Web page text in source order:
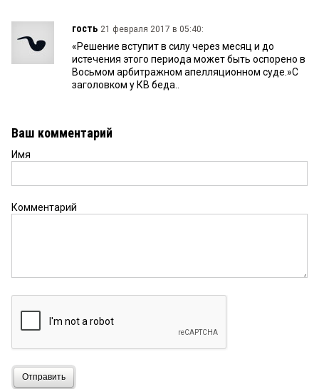
гость 21 февраля 2017 в 05:40:
«Решение вступит в силу через месяц и до
истечения этого периода может быть оспорено в
Восьмом арбитражном апелляционном суде.»С
заголовком у КВ беда..
Ваш комментарий
Имя
Комментарий
Отправить